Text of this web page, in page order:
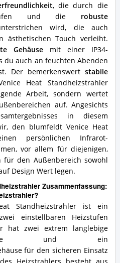
, die durch die
und die robuste
wird, die auch
ästhetischen Touch verleiht.
Gehäusemit einer IP34-
du auch an feuchten Abenden
Der bemerkenswert stabile
Heat Standheizstrahler
Arbeit, sondern wertet
auf. Angesichts
in diesem
den blumfeldt Venice Heat
persönlichen Infrarot-
vor allem für diejenigen,
den Außenbereich sowohl
Design Wert legen.
Zusammenfassung:
Standheizstrahler ist ein
einstellbaren Heizstufen
hat zwei extrem langlebige
und ein
für den sicheren Einsatz